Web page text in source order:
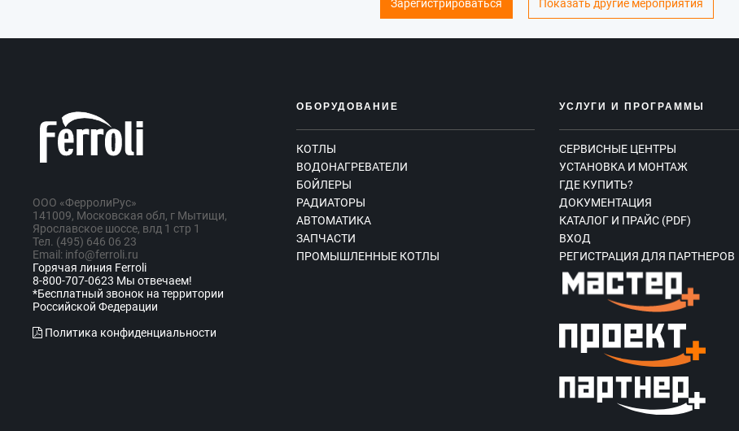
Зарегистрироваться Показать другие мероприятия
ООО «ФерролиРус»
141009, Московская обл, г Мытищи,
Ярославское шоссе, влд 1 стр 1
Тел. (495) 646 06 23
Email: info@ferroli.ru
Горячая линия Ferroli
8-800-707-0623 Мы отвечаем!
*Бесплатный звонок на территории
Российской Федерации
Политика конфиденциальности
ОБОРУДОВАНИЕ
КОТЛЫ
ВОДОНАГРЕВАТЕЛИ
БОЙЛЕРЫ
РАДИАТОРЫ
АВТОМАТИКА
ЗАПЧАСТИ
ПРОМЫШЛЕННЫЕ КОТЛЫ
УСЛУГИ И ПРОГРАММЫ
СЕРВИСНЫЕ ЦЕНТРЫ
УСТАНОВКА И МОНТАЖ
ГДЕ КУПИТЬ?
ДОКУМЕНТАЦИЯ
КАТАЛОГ И ПРАЙС (PDF)
ВХОД
РЕГИСТРАЦИЯ ДЛЯ ПАРТНЕРОВ